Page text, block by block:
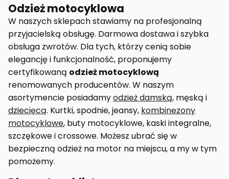
Odzież motocyklowa
W naszych sklepach stawiamy na profesjonalną
przyjacielską obsługę. Darmowa dostawa i szybka
obsługa zwrotów. Dla tych, którzy cenią sobie
elegancję i funkcjonalność, proponujemy
certyfikowaną odzież motocyklową
renomowanych producentów. W naszym
asortymencie posiadamyodzież damską, męską i
dziecięcą. Kurtki, spodnie, jeansy, kombinezony
motocyklowe, buty motocyklowe, kaski integralne,
szczękowe i crossowe. Możesz ubrać się w
bezpieczną odzież na motor na miejscu, a my w tym
pomożemy.